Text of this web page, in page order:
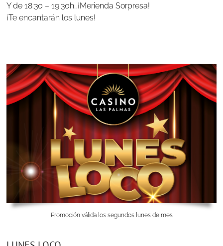
Y de 18:30 – 19:30h…¡Merienda Sorpresa!
¡Te encantarán los lunes!
Promoción válida los segundos lunes de mes